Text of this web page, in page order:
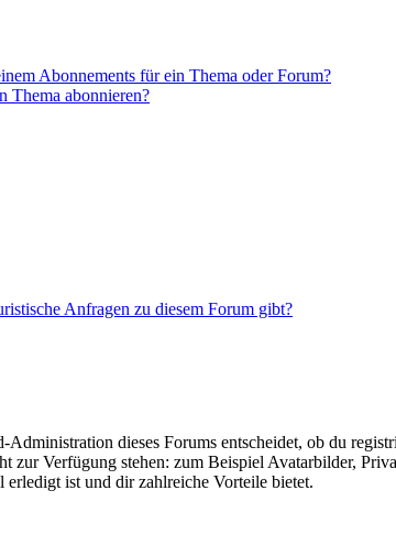
Abonnements für ein Thema oder Forum?
Thema abonnieren?
Anfragen zu diesem Forum gibt?
dieses Forums entscheidet, ob du
Verfügung stehen: zum Beispiel Avatarbilder,
ist und dir zahlreiche Vorteile bietet.